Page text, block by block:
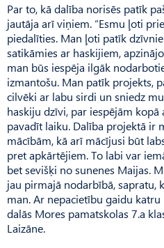
Par to, kā dalība norisēs patīk
jautāja arī viņiem. “Esmu ļoti
piedalīties. Man ļoti patīk
satikāmies ar haskijiem,
man būs iespēja ilgāk
izmantošu. Man patīk projekts,
cilvēki ar labu sirdi un sniedz
haskiju dzīvi, par iespējām
pavadīt laiku. Dalība projektā ir
mācībām, kā arī mācījusi būt
pret apkārtējiem. To labi var
bet sevišķi no sunenes Maijas.
jau pirmajā nodarbībā, sapratu,
man. Ar nepacietību gaidu
dalās Mores pamatskolas 7.a
Laizāne.